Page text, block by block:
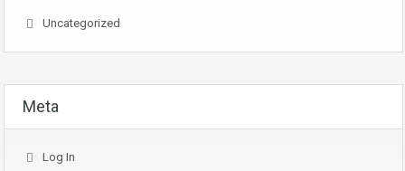
Uncategorized
Meta
Log In